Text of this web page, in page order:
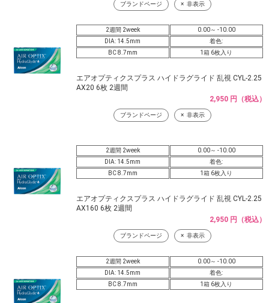
ブランドページ 非表示
2週間 2week
0.00～ -10.00
DIA: 14.5mm
着色:
BC 8.7mm
1箱 6枚入り
エアオプティクスプラス ハイドラグライド 乱視 CYL-2.25
AX20 6枚 2週間
2,950 円（税込）
ブランドページ 非表示
2週間 2week
0.00～ -10.00
DIA: 14.5mm
着色:
BC 8.7mm
1箱 6枚入り
エアオプティクスプラス ハイドラグライド 乱視 CYL-2.25
AX160 6枚 2週間
2,950 円（税込）
ブランドページ 非表示
2週間 2week
0.00～ -10.00
DIA: 14.5mm
着色:
BC 8.7mm
1箱 6枚入り